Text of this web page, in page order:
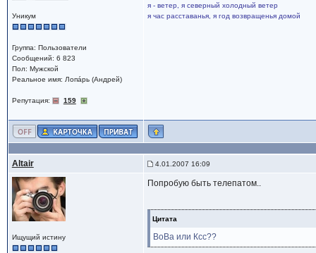
Уникум
Группа: Пользователи
Сообщений: 6 823
Пол: Мужской
Реальное имя: Лопáрь (Андрей)
Репутация: 159
я - ветер, я северный холодный ветер
я час расставанья, я год возвращенья домой
Altair 4.01.2007 16:09
Ищущий истину
Попробую быть телепатом..
Цитата
ВоВа или Ксс??